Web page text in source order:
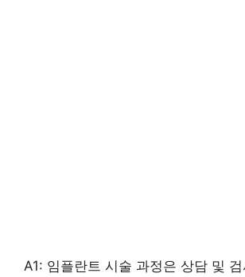
A1: 임플란트 시술 과정은 상담 및